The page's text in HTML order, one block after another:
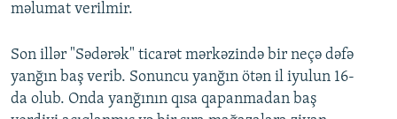
məlumat verilmir.
Son illər "Sədərək" ticarət mərkəzində bir neçə dəfə
yanğın baş verib. Sonuncu yanğın ötən il iyulun 16-
da olub. Onda yanğının qısa qapanmadan baş